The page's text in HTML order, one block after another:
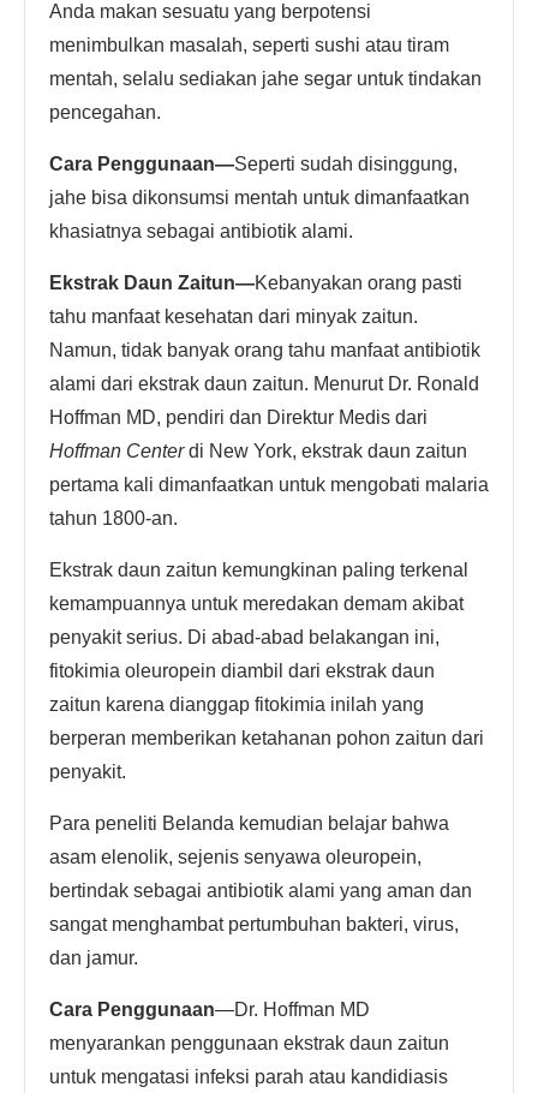
Anda makan sesuatu yang berpotensi
menimbulkan masalah, seperti sushi atau tiram
mentah, selalu sediakan jahe segar untuk tindakan
pencegahan.
Cara Penggunaan—Seperti sudah disinggung,
jahe bisa dikonsumsi mentah untuk dimanfaatkan
khasiatnya sebagai antibiotik alami.
Ekstrak Daun Zaitun—Kebanyakan orang pasti
tahu manfaat kesehatan dari minyak zaitun.
Namun, tidak banyak orang tahu manfaat antibiotik
alami dari ekstrak daun zaitun. Menurut Dr. Ronald
Hoffman MD, pendiri dan Direktur Medis dari
Hoffman Centerdi New York, ekstrak daun zaitun
pertama kali dimanfaatkan untuk mengobati malaria
tahun 1800-an.
Ekstrak daun zaitun kemungkinan paling terkenal
kemampuannya untuk meredakan demam akibat
penyakit serius. Di abad-abad belakangan ini,
fitokimia oleuropein diambil dari ekstrak daun
zaitun karena dianggap fitokimia inilah yang
berperan memberikan ketahanan pohon zaitun dari
penyakit.
Para peneliti Belanda kemudian belajar bahwa
asam elenolik, sejenis senyawa oleuropein,
bertindak sebagai antibiotik alami yang aman dan
sangat menghambat pertumbuhan bakteri, virus,
dan jamur.
Cara Penggunaan—Dr. Hoffman MD
menyarankan penggunaan ekstrak daun zaitun
untuk mengatasi infeksi parah atau kandidiasis